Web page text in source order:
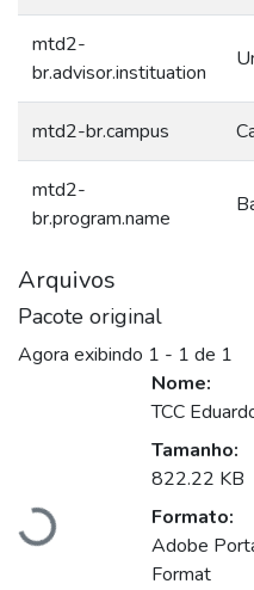
mtd2-
br.advisor.instituation
mtd2-br.campus
mtd2-
br.program.name
Arquivos
Pacote original
Agora exibindo 1 - 1 de 1
Carregando...
Nome:
TCC
Tamanho:
822.22 KB
Formato:
Adobe
Format